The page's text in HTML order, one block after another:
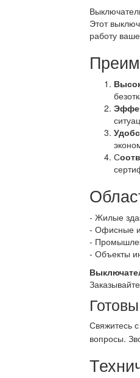
Этот
работу
С
- Жилые
- Офисные
-
- Объекты
Свяжитесь
вопросы.